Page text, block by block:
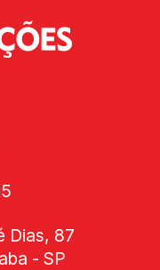
Dias, 87
- SP